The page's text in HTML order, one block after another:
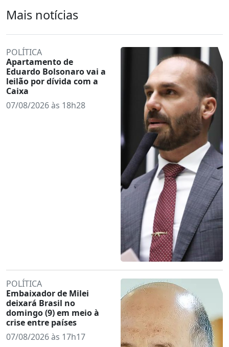
Mais notícias
POLÍTICA
Apartamento de
Eduardo Bolsonaro vai a
leilão por dívida com a
Caixa
07/08/2026 às 18h28
POLÍTICA
Embaixador de Milei
deixará Brasil no
domingo (9) em meio à
crise entre países
07/08/2026 às 17h17